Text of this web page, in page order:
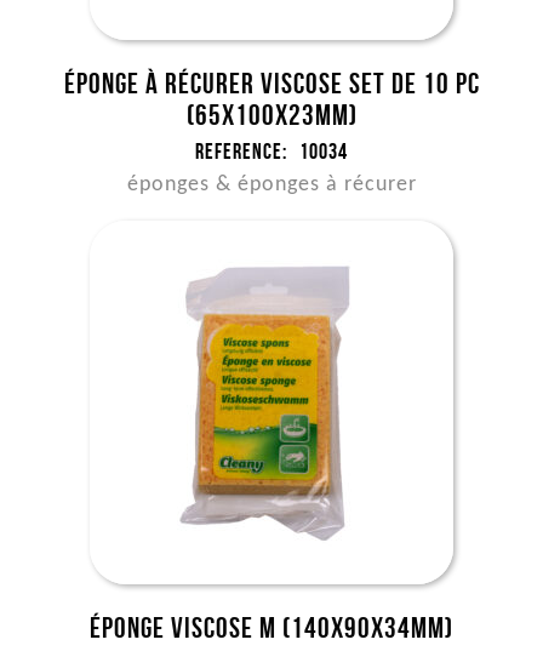
Éponge à récurer viscose set de 10 pc
(65x100x23mm)
Reference: 10034
éponges & éponges à récurer
Éponge viscose M (140x90x34mm)